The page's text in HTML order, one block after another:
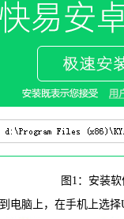
易图1：安装软
电脑上，在手机上选择